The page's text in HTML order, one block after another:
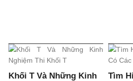
Khối T Và Những Kinh Tìm